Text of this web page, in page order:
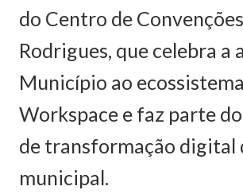
do Centro de
Rodrigues, que celebra a
Município ao
Workspace e faz parte
de transformação digital
municipal.